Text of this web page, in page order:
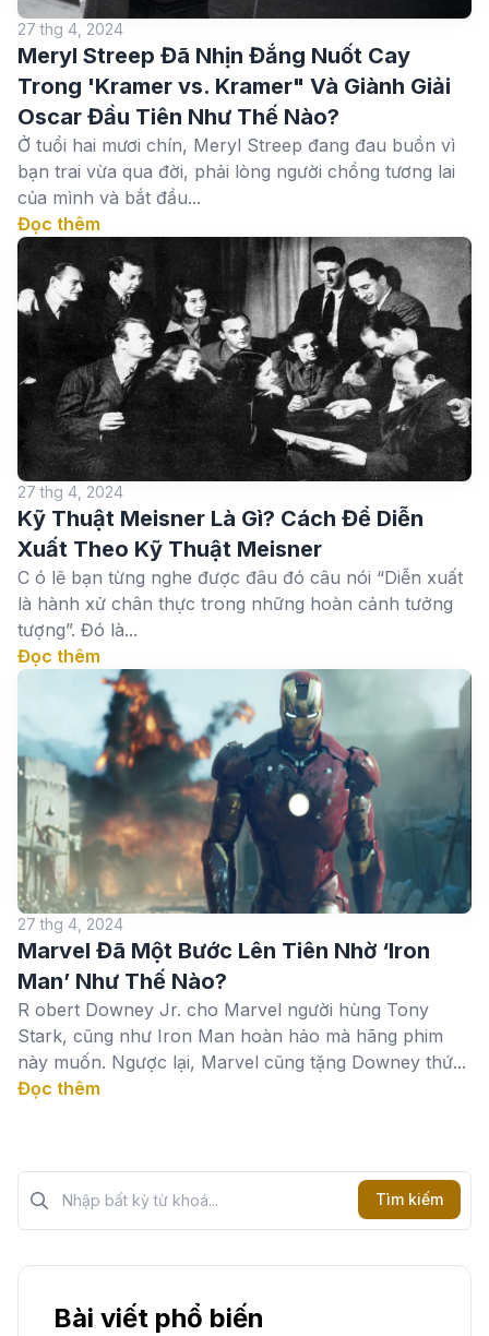
27 thg 4, 2024
Meryl Streep Đã Nhịn Đắng Nuốt Cay
Trong 'Kramer vs. Kramer" Và Giành Giải
Oscar Đầu Tiên Như Thế Nào?
Ở tuổi hai mươi chín, Meryl Streep đang đau buồn vì
bạn trai vừa qua đời, phải lòng người chồng tương lai
của mình và bắt đầu...
Đọc thêm
27 thg 4, 2024
Kỹ Thuật Meisner Là Gì? Cách Để Diễn
Xuất Theo Kỹ Thuật Meisner
C ó lẽ bạn từng nghe được đâu đó câu nói “Diễn xuất
là hành xử chân thực trong những hoàn cảnh tưởng
tượng”. Đó là...
Đọc thêm
27 thg 4, 2024
Marvel Đã Một Bước Lên Tiên Nhờ ‘Iron
Man’ Như Thế Nào?
R obert Downey Jr. cho Marvel người hùng Tony
Stark, cũng như Iron Man hoàn hảo mà hãng phim
này muốn. Ngược lại, Marvel cũng tặng Downey thứ...
Đọc thêm
Tìm kiếm?>
Tìm kiếm
Bài viết phổ biến